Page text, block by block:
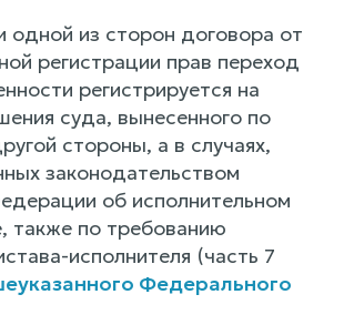
одной из сторон договора от
регистрации прав переход
регистрируется на
суда, вынесенного по
стороны, а в случаях,
законодательством
об исполнительном
также по требованию
исполнителя (часть 7
Федерального